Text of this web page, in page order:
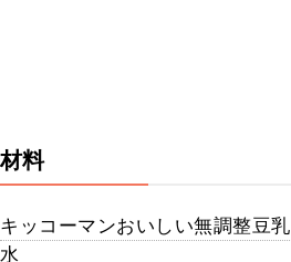
材料
キッコーマンおいしい無調整豆乳
水